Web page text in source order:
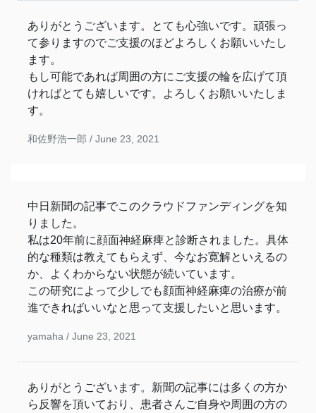
ありがとうございます。とても心強いです。頑張っ
て参りますのでご支援のほどよろしくお願いいたし
ます。
もし可能であれば周囲の方にご支援の輪を広げて頂
ければとても嬉しいです。よろしくお願いいたしま
す。
和佐野浩一郎 / June 23, 2021
中日新聞の記事でこのクラウドファンディングを知
りました。
私は20年前に顔面神経麻痺と診断されました。具体
的な種類は教えてもらえず、今なお寛解といえるの
か、よくわからない状態が続いています。
この研究によって少しでも顔面神経麻痺の治療が前
進できればいいなと思って支援したいと思います。
yamaha / June 23, 2021
ありがとうございます。新聞の記事には多くの方か
ら反響を頂いており、患者さんご自身や周囲の方の